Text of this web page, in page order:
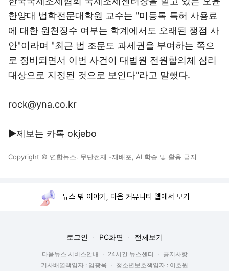
한양대 법학전문대학원 교수는 "미등록 특허 사용료
에 대한 원천징수 여부는 학계에서도 오래된 쟁점 사
안"이라며 "최근 법 조문도 과세권을 부여하는 쪽으
로 정비되면서 이번 사건이 대법원 전원합의체 심리
대상으로 지정된 것으로 보인다"라고 말했다.
rock@yna.co.kr
▶제보는 카톡 okjebo
Copyright © 연합뉴스. 무단전재 -재배포, AI 학습 및 활용 금지
뉴스 밖 이야기, 다음 커뮤니티 웹에서 보기
로그인 PC화면 전체보기
다음뉴스 서비스안내 24시간 뉴스센터
공지사항
기사배열책임자 : 임광욱
청소년보호책임자 : 이호원